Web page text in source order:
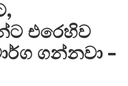
එරෙහිව
ගන්නවා –